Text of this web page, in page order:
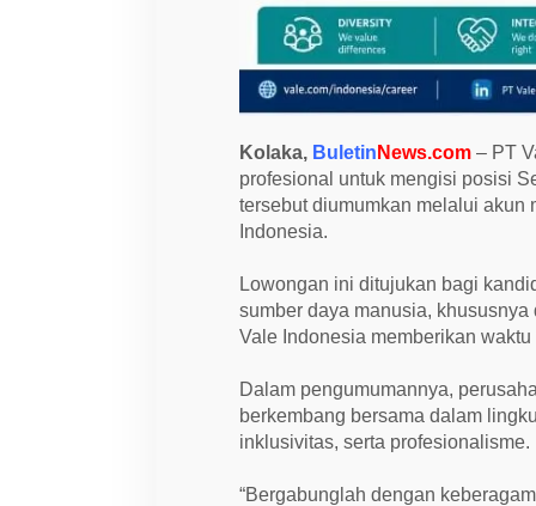
T
l
e
A
c
q
u
i
s
i
o
n
t
n
r
Kolaka, Buletin News.com– PT
profesional untuk mengisi posisi
tersebut diumumkan melalui akun
Indonesia.
Lowongan ini ditujukan bagi
sumber daya manusia,
Vale Indonesia memberikan
Dalam pengumumannya,
berkembang bersama dalam
inklusivitas, serta profesionalisme.
“Bergabunglah dengan